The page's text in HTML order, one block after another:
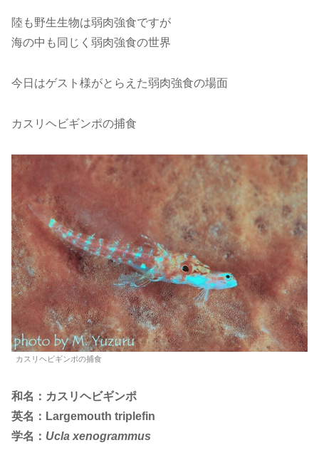
陸も野生生物は弱肉強食ですが
海の中も同じく弱肉強食の世界
今日はゲスト様がとらえた弱肉強食の場面
カスリヘビギンポの捕食
カスリヘビギンポの捕食
和名：カスリヘビギンポ
英名：Largemouth triplefin
学名： Ucla xenogrammus